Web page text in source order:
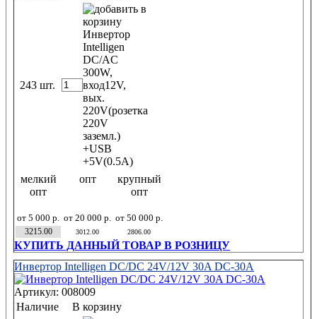
243 шт.
мелкий
опт
от 5 000 р.
опт
от 20 000 р.
крупный
опт
от 50 000 р.
3215.00
3012.00 2806.00
КУПИТЬ ДАННЫЙ ТОВАР В РОЗНИЦУ
Инвертор Intelligen DC/DC 24V/12V 30A DC-30A
Артикул: 008009
Наличие
В корзину